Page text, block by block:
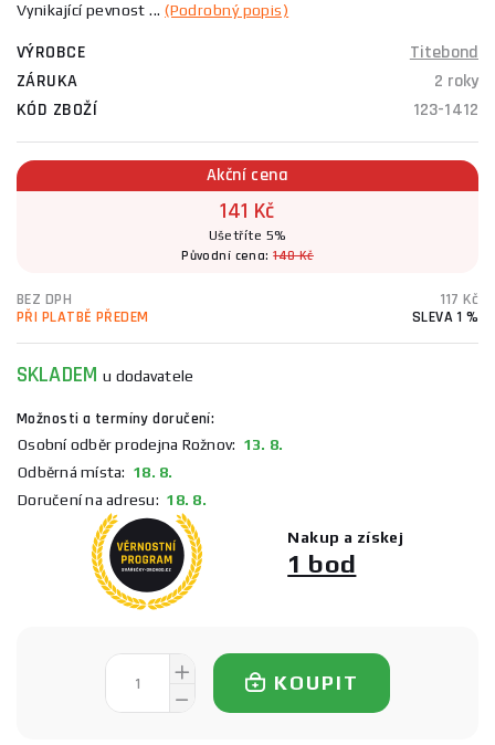
Vynikající pevnost ...(Podrobný popis)
VÝROBCE
Titebond
ZÁRUKA
2 roky
KÓD ZBOŽÍ
123-1412
Akční cena
141 Kč
Ušetříte 5%
Původní cena:148 Kč
BEZ DPH
117 Kč
PŘI PLATBĚ PŘEDEM
SLEVA 1 %
SKLADEMu dodavatele
Možnosti a termíny doručení:
Osobní odběr prodejna Rožnov: 13. 8.
Odběrná místa: 18. 8.
Doručení na adresu: 18. 8.
Nakup a získej
1 bod
KOUPIT